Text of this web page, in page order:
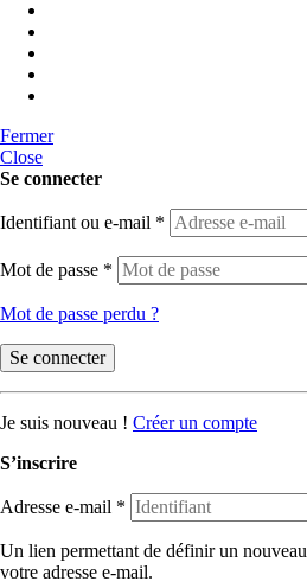
Fermer
Close
Se connecter
Identifiant ou e-mail *
Mot de passe *
Mot de passe perdu ?
Se connecter
Je suis nouveau ! Créer un compte
S’inscrire
Adresse e-mail *
Un lien permettant de définir un
votre adresse e-mail.